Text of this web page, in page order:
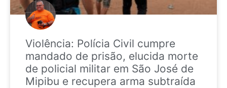
Violência: Polícia Civil cumpre
mandado de prisão, elucida morte
de policial militar em São José de
Mipibu e recupera arma subtraída